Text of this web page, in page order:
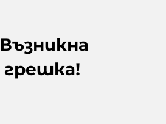
Възникна
грешка!